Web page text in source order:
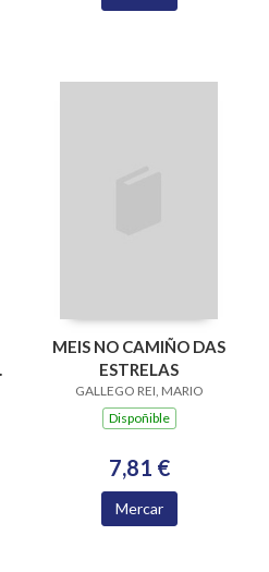
MEIS NO CAMIÑO DAS
ESTRELAS
GALLEGO REI, MARIO
Dispoñible
7,81 €
Mercar